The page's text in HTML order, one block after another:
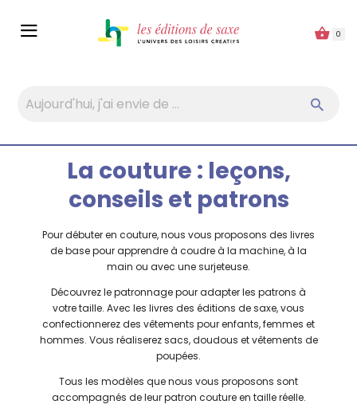
0
La couture : leçons,
conseils et patrons
Pour débuter en couture, nous vous proposons des livres
de base pour apprendre à coudre à la machine, à la
main ou avec une surjeteuse.
Découvrez le patronnage pour adapter les patrons à
votre taille. Avec les livres des éditions de saxe, vous
confectionnerez des vêtements pour enfants, femmes et
hommes. Vous réaliserez sacs, doudous et vêtements de
poupées.
Tous les modèles que nous vous proposons sont
accompagnés de leur patron couture en taille réelle.